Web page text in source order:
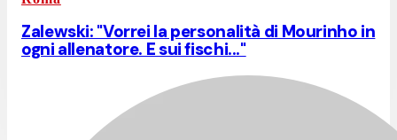
Zalewski: "Vorrei la personalità di Mourinho in
ogni allenatore. E sui fischi..."